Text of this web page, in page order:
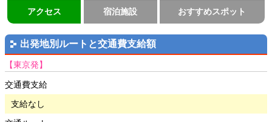
アクセス 宿泊施設 おすすめスポット
出発地別ルートと交通費支給額
【東京発】
交通費支給
支給なし